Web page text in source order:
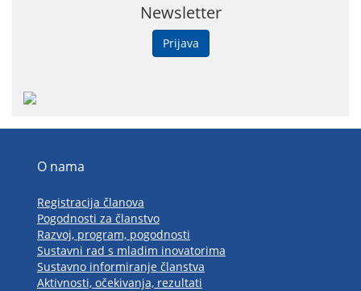
Newsletter
Prijava
O nama
Registracija članova
Pogodnosti za članstvo
Razvoj, program, pogodnosti
Sustavni rad s mladim inovatorima
Sustavno informiranje članstva
Aktivnosti, očekivanja, rezultati